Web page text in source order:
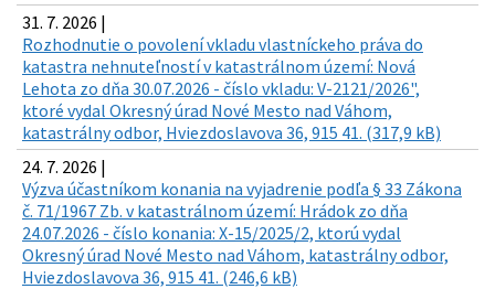
31. 7. 2026 |
Rozhodnutie o povolení vkladu vlastníckeho práva do
katastra nehnuteľností v katastrálnom území: Nová
Lehota zo dňa 30.07.2026 - číslo vkladu: V-2121/2026",
ktoré vydal Okresný úrad Nové Mesto nad Váhom,
katastrálny odbor, Hviezdoslavova 36, 915 41. (317,9 kB)
24. 7. 2026 |
Výzva účastníkom konania na vyjadrenie podľa § 33 Zákona
č. 71/1967 Zb. v katastrálnom území: Hrádok zo dňa
24.07.2026 - číslo konania: X-15/2025/2, ktorú vydal
Okresný úrad Nové Mesto nad Váhom, katastrálny odbor,
Hviezdoslavova 36, 915 41. (246,6 kB)